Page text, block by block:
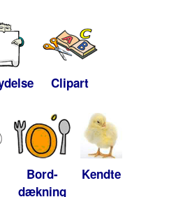
Clipart
Bord-
dækning
Kendte